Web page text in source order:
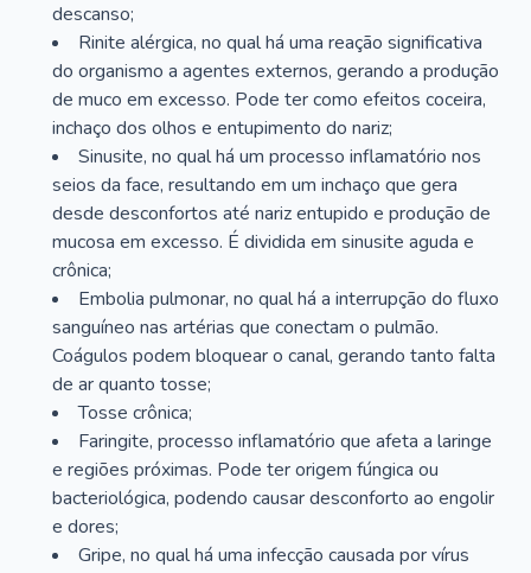
descanso;
Rinite alérgica, no qual há uma reação significativa
do organismo a agentes externos, gerando a produção
de muco em excesso. Pode ter como efeitos coceira,
inchaço dos olhos e entupimento do nariz;
Sinusite, no qual há um processo inflamatório nos
seios da face, resultando em um inchaço que gera
desde desconfortos até nariz entupido e produção de
mucosa em excesso. É dividida em sinusite aguda e
crônica;
Embolia pulmonar, no qual há a interrupção do fluxo
sanguíneo nas artérias que conectam o pulmão.
Coágulos podem bloquear o canal, gerando tanto falta
de ar quanto tosse;
Tosse crônica;
Faringite, processo inflamatório que afeta a laringe
e regiões próximas. Pode ter origem fúngica ou
bacteriológica, podendo causar desconforto ao engolir
e dores;
Gripe, no qual há uma infecção causada por vírus